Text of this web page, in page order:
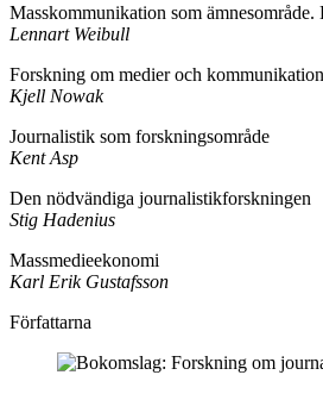
Masskommunikation som
Lennart Weibull
Forskning om medier och
Kjell Nowak
Journalistik som forskningsområde
Kent Asp
Den nödvändiga journalistikforskningen
Stig Hadenius
Massmedieekonomi
Karl Erik Gustafsson
Författarna